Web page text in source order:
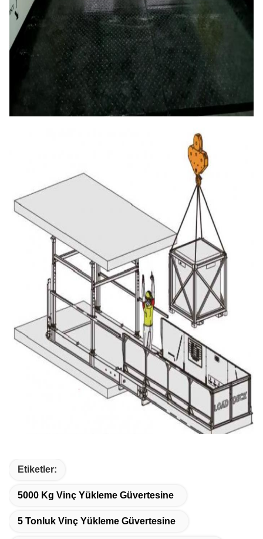
Etiketler:
5000 Kg Vinç Yükleme Güvertesine
5 Tonluk Vinç Yükleme Güvertesine